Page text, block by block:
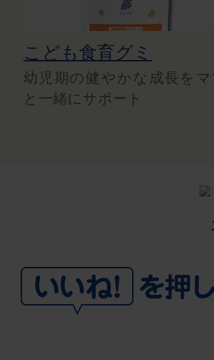
こども食育グミ
幼児期の健やかな成長をマ
と一緒にサポート